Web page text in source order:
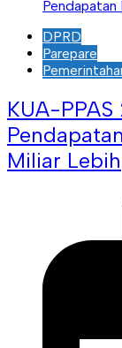
DPRD
Parepare
KUA-
Miliar Lebih